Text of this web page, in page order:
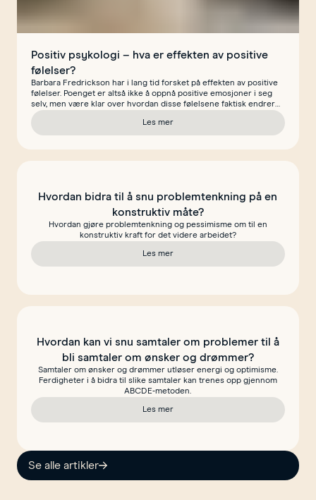
Positiv psykologi – hva er effekten av positive
følelser?
Barbara Fredrickson har i lang tid forsket på effekten av positive
følelser. Poenget er altså ikke å oppnå positive emosjoner i seg
selv, men være klar over hvordan disse følelsene faktisk endrer
oss som mennesker.
Les merom Positiv psykologi – hva er effekten
Hvordan bidra til å snu problemtenkning på en
konstruktiv måte?
Hvordan gjøre problemtenkning og pessimisme om til en
konstruktiv kraft for det videre arbeidet?
Les merom Hvordan bidra til å snu
Hvordan kan vi snu samtaler om problemer til å
bli samtaler om ønsker og drømmer?
Samtaler om ønsker og drømmer utløser energi og optimisme.
Ferdigheter i å bidra til slike samtaler kan trenes opp gjennom
ABCDE‐metoden.
Les merom Hvordan kan vi snu samtaler om
Se alle artikler